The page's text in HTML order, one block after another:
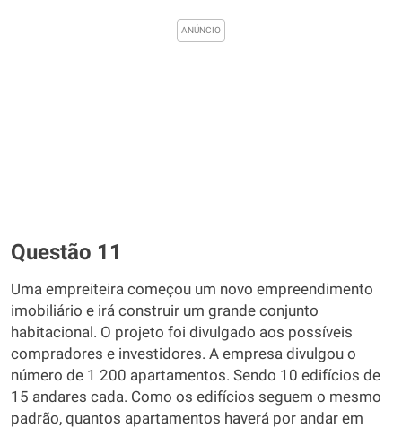
Questão 11
Uma empreiteira começou um novo empreendimento
imobiliário e irá construir um grande conjunto
habitacional. O projeto foi divulgado aos possíveis
compradores e investidores. A empresa divulgou o
número de 1 200 apartamentos. Sendo 10 edifícios de
15 andares cada. Como os edifícios seguem o mesmo
padrão, quantos apartamentos haverá por andar em